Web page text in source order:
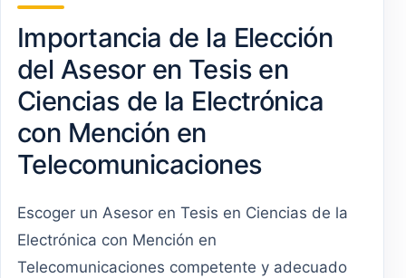
Importancia de la Elección
del Asesor en Tesis en
Ciencias de la Electrónica
con Mención en
Telecomunicaciones
Escoger un Asesor en Tesis en Ciencias de la
Electrónica con Mención en
Telecomunicaciones competente y adecuado